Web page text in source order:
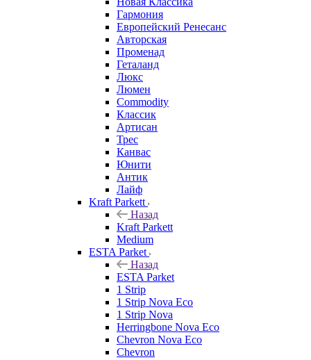
Гармония
Европейский Ренесанс
Авторская
Променад
Геталанд
Люкс
Люмен
Commodity
Классик
Артисан
Трес
Канвас
Юнити
Антик
Лайф
Kraft Parkett
Назад
Kraft Parkett
Medium
ESTA Parket
Назад
ESTA Parket
1 Strip
1 Strip Nova Eco
1 Strip Nova
Herringbone Nova Eco
Chevron Nova Eco
Chevron